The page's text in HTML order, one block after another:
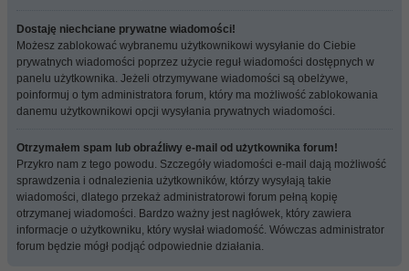
Dostaję niechciane prywatne wiadomości!
Możesz zablokować wybranemu użytkownikowi wysyłanie do Ciebie
prywatnych wiadomości poprzez użycie reguł wiadomości dostępnych w
panelu użytkownika. Jeżeli otrzymywane wiadomości są obelżywe,
poinformuj o tym administratora forum, który ma możliwość zablokowania
danemu użytkownikowi opcji wysyłania prywatnych wiadomości.
Otrzymałem spam lub obraźliwy e-mail od użytkownika forum!
Przykro nam z tego powodu. Szczegóły wiadomości e-mail dają możliwość
sprawdzenia i odnalezienia użytkowników, którzy wysyłają takie
wiadomości, dlatego przekaż administratorowi forum pełną kopię
otrzymanej wiadomości. Bardzo ważny jest nagłówek, który zawiera
informacje o użytkowniku, który wysłał wiadomość. Wówczas administrator
forum będzie mógł podjąć odpowiednie działania.